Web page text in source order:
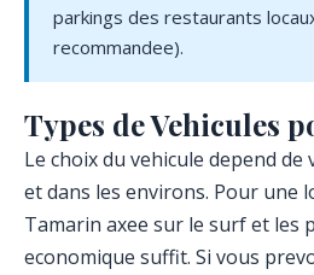
parkings des restaurants
recommandee).
Types de Vehicules
Le choix du vehicule depend
et dans les environs. Pour une
Tamarin axee sur le surf et les
economique suffit. Si vous